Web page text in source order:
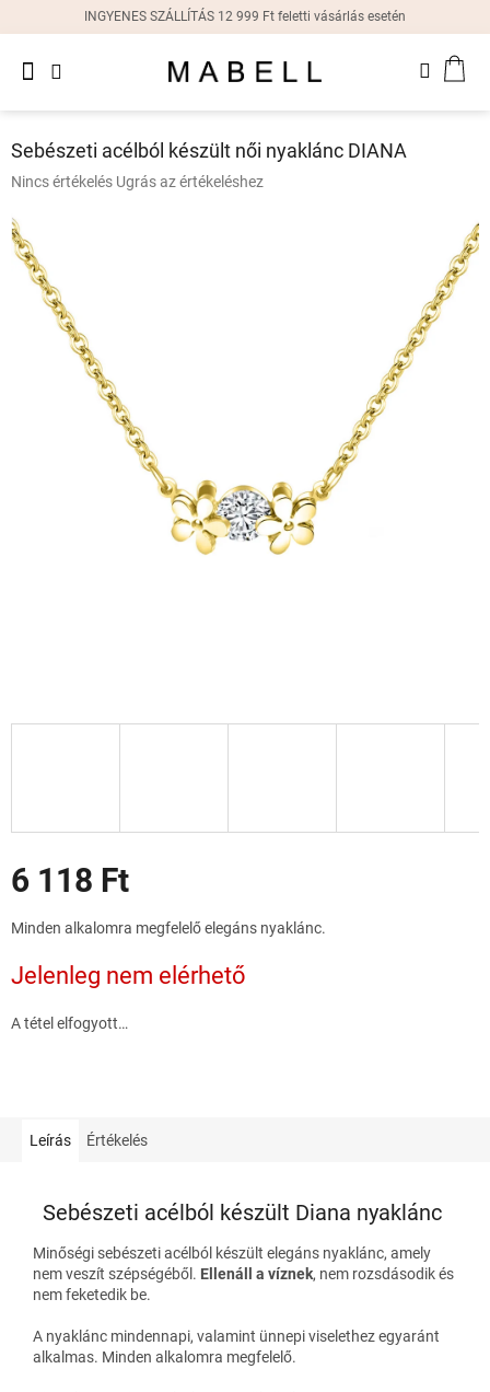
tartalomhoz
INGYENES SZÁLLÍTÁS 12 999 Ft feletti vásárlás esetén
Női
fülbevalók
Női
karkötők
nyakláncok
Ajándékdobozok
Sebészeti acélból készült női nyaklánc DIANA
A
átlagos
értékelése
5-
csillag.
Nincs értékelés Ugrás az értékeléshez
6 118 Ft
Minden alkalomra megfelelő elegáns nyaklánc.
Jelenleg nem elérhető
A tétel elfogyott…
Leírás Értékelés
Sebészeti acélból készült Diana nyaklánc
Minőségi sebészeti acélból készült elegáns nyaklánc, amely
nem veszít szépségéből. Ellenáll a víznek, nem rozsdásodik és
nem feketedik be.
A nyaklánc mindennapi, valamint ünnepi viselethez egyaránt
alkalmas. Minden alkalomra megfelelő.